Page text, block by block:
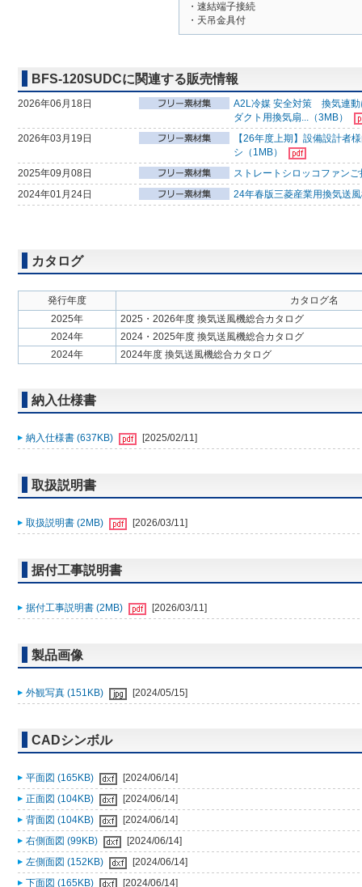
・速結端子接続
・天吊金具付
BFS-120SUDCに関連する販売情報
2026年06月18日
A2L冷媒 安全対策 換気連動
ダクト用換気扇...（3MB）
2026年03月19日
【26年度上期】設備設計者
シ（1MB）
2025年09月08日
ストレートシロッコファン
2024年01月24日
24年春版三菱産業用換気送
カタログ
発行年度
カタログ名
2025年
2025・2026年度 換気送風機総合カタログ
2024年
2024・2025年度 換気送風機総合カタログ
2024年
2024年度 換気送風機総合カタログ
納入仕様書
納入仕様書 (637KB) [2025/02/11]
取扱説明書
取扱説明書 (2MB) [2026/03/11]
据付工事説明書
据付工事説明書 (2MB) [2026/03/11]
製品画像
外観写真 (151KB) [2024/05/15]
CADシンボル
平面図 (165KB)
[2024/06/14]
正面図 (104KB)
[2024/06/14]
背面図 (104KB)
[2024/06/14]
右側面図 (99KB)
[2024/06/14]
左側面図 (152KB)
[2024/06/14]
下面図 (165KB)
[2024/06/14]